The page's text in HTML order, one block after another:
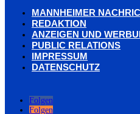
MANNHEIMER
REDAKTION
ANZEIGEN UND
PUBLIC RELATIONS
IMPRESSUM
DATENSCHUTZ
Folgen
Folgen